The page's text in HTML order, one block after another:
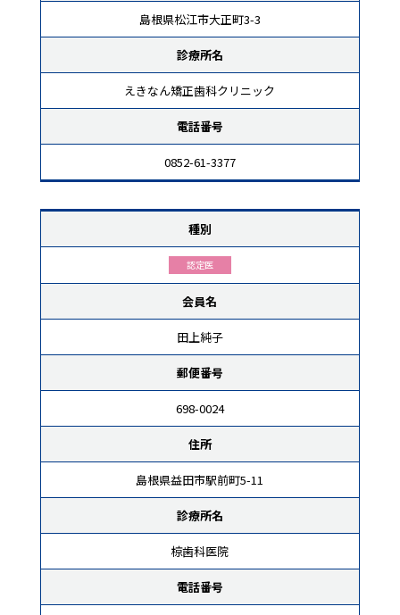
島根県松江市大正町3-3
診療所名
えきなん矯正歯科クリニック
電話番号
0852-61-3377
種別
認定医
会員名
田上純子
郵便番号
698-0024
住所
島根県益田市駅前町5-11
診療所名
椋歯科医院
電話番号